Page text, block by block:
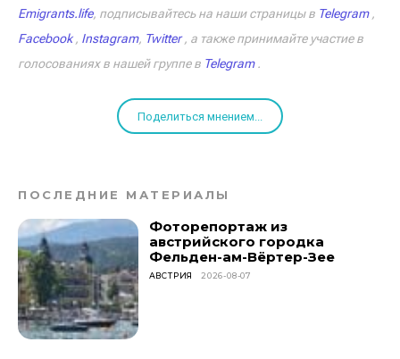
Emigrants.life, подписывайтесь на наши страницы в Telegram,
Facebook, Instagram, Twitter, а также принимайте участие в
голосованиях в нашей группе в Telegram.
Поделиться мнением...
ПОСЛЕДНИЕ МАТЕРИАЛЫ
Фоторепортаж из
австрийского городка
Фельден-ам-Вёртер-Зее
АВСТРИЯ 2026-08-07